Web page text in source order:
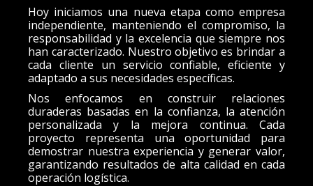
Hoy iniciamos una nueva etapa como empresa
independiente, manteniendo el compromiso, la
responsabilidad y la excelencia que siempre nos
han caracterizado. Nuestro objetivo es brindar a
cada cliente un servicio confiable, eficiente y
adaptado a sus necesidades específicas.
Nos enfocamos en construir relaciones
duraderas basadas en la confianza, la atención
personalizada y la mejora continua. Cada
proyecto representa una oportunidad para
demostrar nuestra experiencia y generar valor,
garantizando resultados de alta calidad en cada
operación logística.